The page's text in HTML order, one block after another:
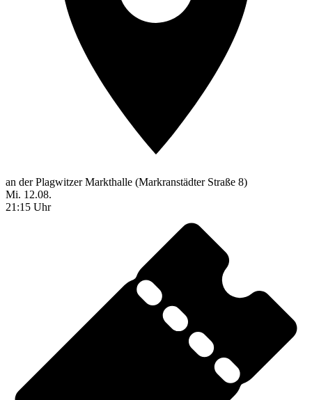
an der Plagwitzer Markthalle (Markranstädter Straße 8)
Mi. 12.08.
21:15 Uhr